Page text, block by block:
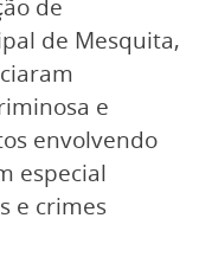
de
de Mesquita,
e
envolvendo
especial
e crimes